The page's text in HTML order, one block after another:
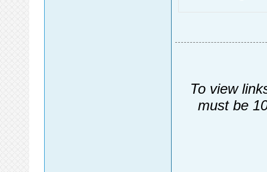
To view
must be